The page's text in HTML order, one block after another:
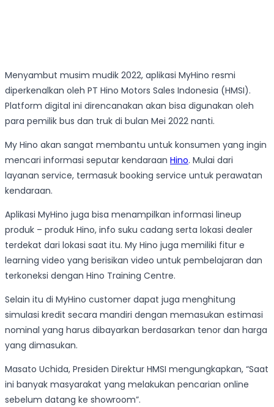
Menyambut musim mudik 2022, aplikasi MyHino resmi
diperkenalkan oleh PT Hino Motors Sales Indonesia (HMSI).
Platform digital ini direncanakan akan bisa digunakan oleh
para pemilik bus dan truk di bulan Mei 2022 nanti.
My Hino akan sangat membantu untuk konsumen yang ingin
mencari informasi seputar kendaraan Hino. Mulai dari
layanan service, termasuk booking service untuk perawatan
kendaraan.
Aplikasi MyHino juga bisa menampilkan informasi lineup
produk – produk Hino, info suku cadang serta lokasi dealer
terdekat dari lokasi saat itu. My Hino juga memiliki fitur e
learning video yang berisikan video untuk pembelajaran dan
terkoneksi dengan Hino Training Centre.
Selain itu di MyHino customer dapat juga menghitung
simulasi kredit secara mandiri dengan memasukan estimasi
nominal yang harus dibayarkan berdasarkan tenor dan harga
yang dimasukan.
Masato Uchida, Presiden Direktur HMSI mengungkapkan, “Saat
ini banyak masyarakat yang melakukan pencarian online
sebelum datang ke showroom”.